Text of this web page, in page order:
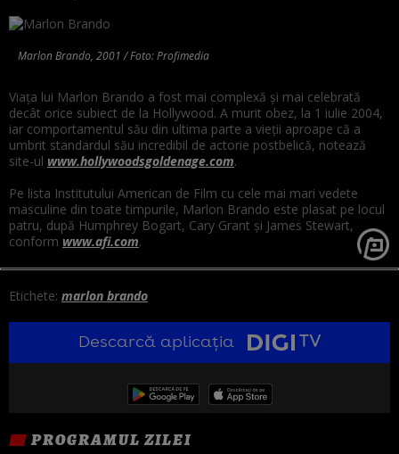
Marlon Brando, 2001 / Foto: Profimedia
Viaţa lui Marlon Brando a fost mai complexă şi mai celebrată
decât orice subiect de la Hollywood. A murit obez, la 1 iulie 2004,
iar comportamentul său din ultima parte a vieţii aproape că a
umbrit standardul său incredibil de actorie postbelică, notează
site-ul www.hollywoodsgoldenage.com.
Pe lista Institutului American de Film cu cele mai mari vedete
masculine din toate timpurile, Marlon Brando este plasat pe locul
patru, după Humphrey Bogart, Cary Grant şi James Stewart,
conform www.afi.com.
Etichete: marlon brando
Descarcă aplicația
PROGRAMUL ZILEI